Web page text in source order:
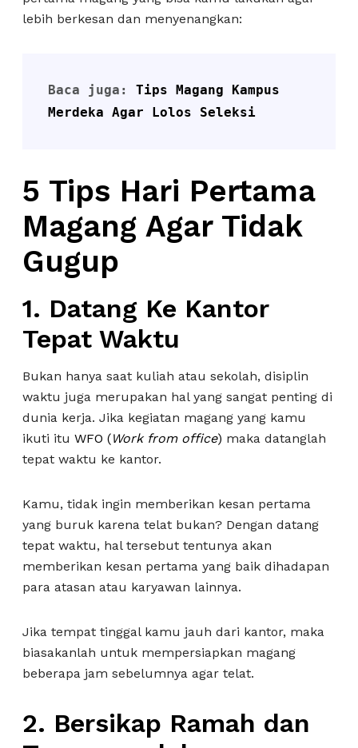
lebih berkesan dan menyenangkan:
Baca juga: Tips Magang Kampus
Merdeka Agar Lolos Seleksi
5 Tips Hari Pertama
Magang Agar Tidak
Gugup
1. Datang Ke Kantor
Tepat Waktu
Bukan hanya saat kuliah atau sekolah, disiplin
waktu juga merupakan hal yang sangat penting di
dunia kerja. Jika kegiatan magang yang kamu
ikuti itu WFO (Work from office) maka datanglah
tepat waktu ke kantor.
Kamu, tidak ingin memberikan kesan pertama
yang buruk karena telat bukan? Dengan datang
tepat waktu, hal tersebut tentunya akan
memberikan kesan pertama yang baik dihadapan
para atasan atau karyawan lainnya.
Jika tempat tinggal kamu jauh dari kantor, maka
biasakanlah untuk mempersiapkan magang
beberapa jam sebelumnya agar telat.
2. Bersikap Ramah dan